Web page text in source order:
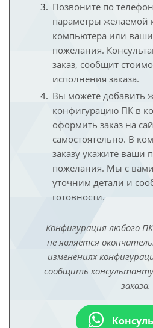
Позвоните по
параметры желаемой
компьютера или
пожелания.
заказ, сообщит
исполнения заказа.
Вы можете добавить
конфигурацию ПК в
оформить заказ на
самостоятельно. В
заказу укажите ваши
пожелания. Мы с
уточним детали и
готовности.
Конфигурация любого
не является
изменениях
сообщить
заказа.